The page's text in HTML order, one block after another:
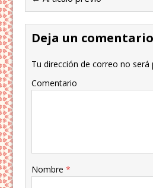
Deja un
Tu dirección de correo no será
Comentario
Nombre*